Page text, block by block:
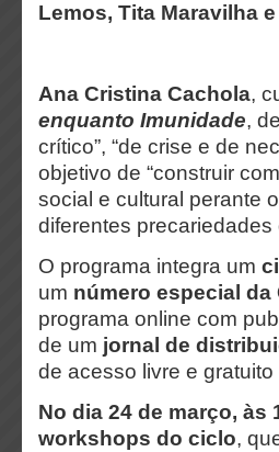
Lemos, Tita Maravilha
Ana Cristina Cachola,
enquanto Imunidade,
crítico”, “de crise e de
objetivo de “construir
social e cultural perante
diferentes precariedades
O programa integra um
um número especial da
programa online com
de um jornal de
de acesso livre e
No dia 24 de março,
workshops do ciclo,